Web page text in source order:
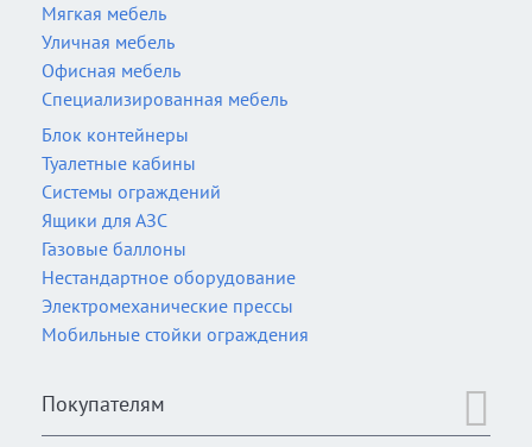
Мягкая мебель
Уличная мебель
Офисная мебель
Специализированная мебель
Блок контейнеры
Туалетные кабины
Системы ограждений
Ящики для АЗС
Газовые баллоны
Нестандартное оборудование
Электромеханические прессы
Мобильные стойки ограждения
Покупателям